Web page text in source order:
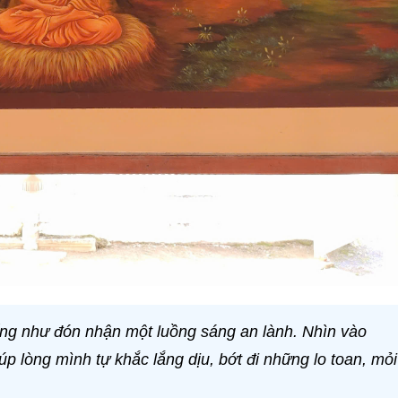
như đón nhận một luồng sáng an lành. Nhìn vào
lòng mình tự khắc lắng dịu, bớt đi những lo toan, mỏi